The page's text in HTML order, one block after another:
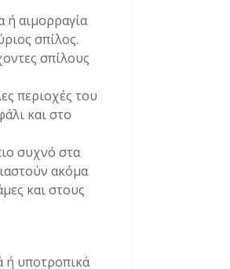
ή αιμορραγία
σπίλος.
σπίλους
περιοχές του
και στο
συχνό στα
ακόμα
και στους
ή υποτροπικά